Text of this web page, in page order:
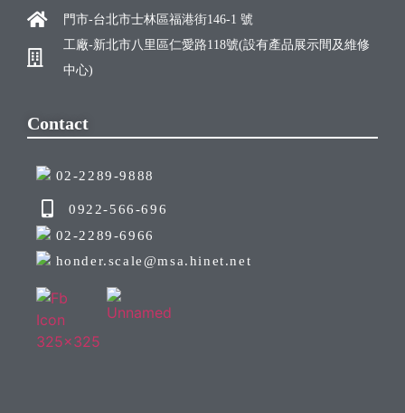
門市-台北市士林區福港街146-1 號
工廠-新北市八里區仁愛路118號(設有產品展示間及維修
中心)
Contact
02-2289-9888
0922-566-696
02-2289-6966
honder.scale@msa.hinet.net